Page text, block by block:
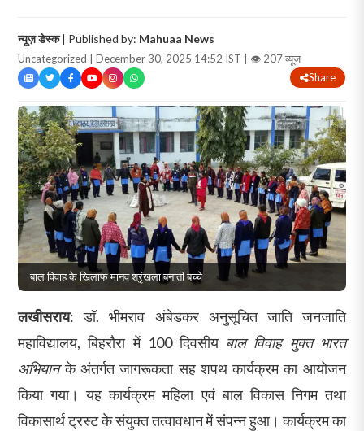
न्यूज़ डेस्क| Published by: Mahuaa News
Uncategorized | December 30, 2025 14:52 IST | 👁 207 व्यूज
Share
बाल विवाह के खिलाफ मानव श्रृंखला बनाती बच्चे
लखीसराय: डॉ. भीमराव अंबेडकर अनुसूचित जाति जनजाति
महाविद्यालय, बिहरौरा में 100 दिवसीय बाल विवाह मुक्त भारत
अभियानके अंतर्गत जागरूकता सह शपथ कार्यक्रम का आयोजन
किया गया। यह कार्यक्रम महिला एवं बाल विकास निगम तथा
विकासार्थ ट्रस्ट के संयुक्त तत्वावधान में संपन्न हुआ। कार्यक्रम का